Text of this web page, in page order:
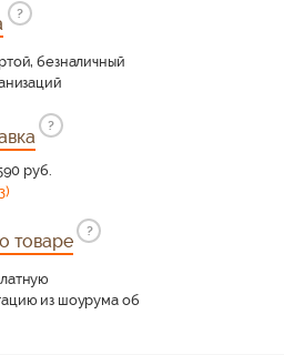
?
безналичный
?
руб.
товаре
?
из шоурума об